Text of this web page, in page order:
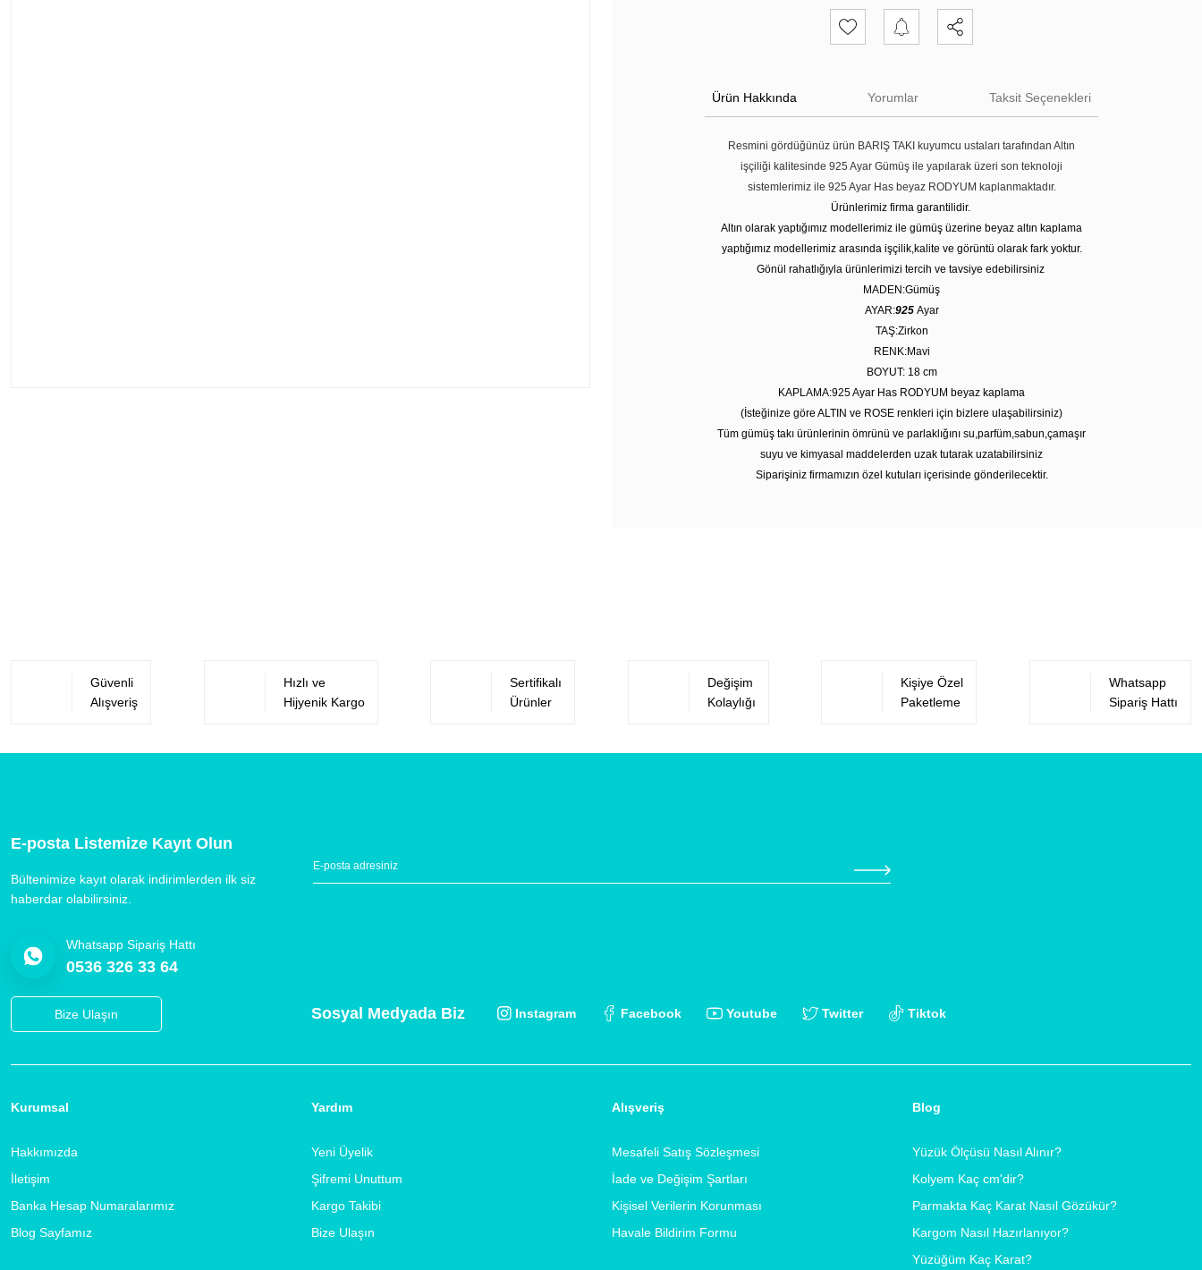
Ürün Hakkında Yorumlar Taksit Seçenekleri
Resmini gördüğünüz ürün BARIŞ TAKI kuyumcu ustaları tarafından Altın
işçiliği kalitesinde 925 Ayar Gümüş ile yapılarak üzeri son teknoloji
sistemlerimiz ile 925 Ayar Has beyaz RODYUM kaplanmaktadır.
Ürünlerimiz firma garantilidir.
Altın olarak yaptığımız modellerimiz ile gümüş üzerine beyaz altın kaplama
yaptığımız modellerimiz arasında işçilik,kalite ve görüntü olarak fark yoktur.
Gönül rahatlığıyla ürünlerimizi tercih ve tavsiye edebilirsiniz
MADEN:Gümüş
AYAR:925 Ayar
TAŞ:Zirkon
RENK:Mavi
BOYUT: 18 cm
KAPLAMA:925 Ayar Has RODYUM beyaz kaplama
(İsteğinize göre ALTIN ve ROSE renkleri için bizlere ulaşabilirsiniz)
Tüm gümüş takı ürünlerinin ömrünü ve parlaklığını su,parfüm,sabun,çamaşır
suyu ve kimyasal maddelerden uzak tutarak uzatabilirsiniz
Siparişiniz firmamızın özel kutuları içerisinde gönderilecektir.
Güvenli
Alışveriş
Hızlı ve
Hijyenik Kargo
Sertifikalı
Ürünler
Değişim
Kolaylığı
Kişiye Özel
Paketleme
Whatsapp
Sipariş Hattı
E-posta Listemize Kayıt Olun
Bültenimize kayıt olarak indirimlerden ilk siz
haberdar olabilirsiniz.
Whatsapp Sipariş Hattı
0536 326 33 64
Bize Ulaşın Sosyal Medyada Biz Instagram Facebook Youtube Twitter Tiktok
Kurumsal
Hakkımızda
İletişim
Banka Hesap Numaralarımız
Blog Sayfamız
Yardım
Yeni Üyelik
Şifremi Unuttum
Kargo Takibi
Bize Ulaşın
Alışveriş
Mesafeli Satış Sözleşmesi
İade ve Değişim Şartları
Kişisel Verilerin Korunması
Havale Bildirim Formu
Blog
Yüzük Ölçüsü Nasıl Alınır?
Kolyem Kaç cm'dir?
Parmakta Kaç Karat Nasıl Gözükür?
Kargom Nasıl Hazırlanıyor?
Yüzüğüm Kaç Karat?